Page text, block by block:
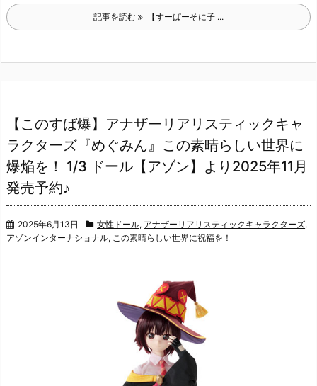
記事を読む 【すーぱーそに子 ...
【このすば爆】アナザーリアリスティックキャ
ラクターズ『めぐみん』この素晴らしい世界に
爆焔を！ 1/3 ドール【アゾン】より2025年11月
発売予約♪
2025年6月13日 女性ドール, アナザーリアリスティックキャラクターズ,
アゾンインターナショナル, この素晴らしい世界に祝福を！